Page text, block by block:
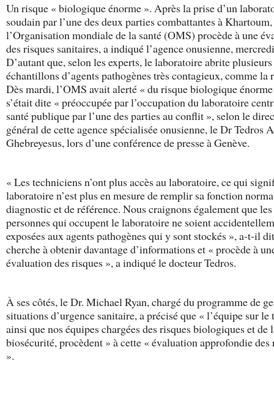
Un risque « biologique énorme ». Après la prise d’un
soudain par l’une des deux parties combattantes à Khartoum,
l’Organisation mondiale de la santé (OMS) procède à une
des risques sanitaires, a indiqué l’agence onusienne,
D’autant que, selon les experts, le laboratoire abrite plusieurs
échantillons d’agents pathogènes très contagieux, comme la
Dès mardi, l’OMS avait alerté « du risque biologique
s’était dite « préoccupée par l’occupation du laboratoire
santé publique par l’une des parties au conflit », selon le
général de cette agence spécialisée onusienne, le Dr Tedros
Ghebreyesus, lors d’une conférence de presse à Genève.
« Les techniciens n’ont plus accès au laboratoire, ce qui
laboratoire n’est plus en mesure de remplir sa fonction
diagnostic et de référence. Nous craignons également que les
personnes qui occupent le laboratoire ne soient
exposées aux agents pathogènes qui y sont stockés », a-t-il
cherche à obtenir davantage d’informations et « procède à
évaluation des risques », a indiqué le docteur Tedros.
À ses côtés, le Dr. Michael Ryan, chargé du programme de
situations d’urgence sanitaire, a précisé que « l’équipe sur le
ainsi que nos équipes chargées des risques biologiques et de
biosécurité, procèdent » à cette « évaluation approfondie des
».